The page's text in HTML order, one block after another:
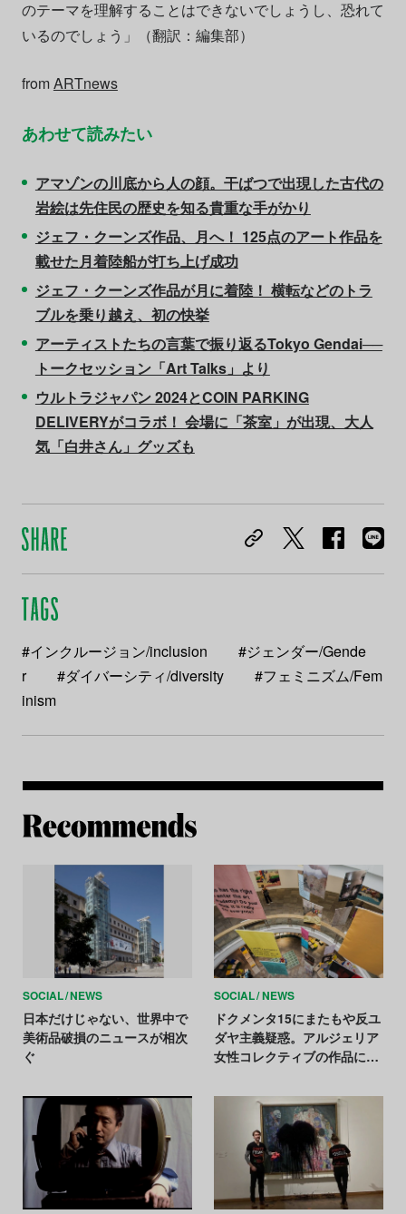
のテーマを理解することはできないでしょうし、恐れて
いるのでしょう」（翻訳：編集部）
fromARTnews
あわせて読みたい
アマゾンの川底から人の顔。干ばつで出現した古代の
岩絵は先住民の歴史を知る貴重な手がかり
ジェフ・クーンズ作品、月へ！ 125点のアート作品を
載せた月着陸船が打ち上げ成功
ジェフ・クーンズ作品が月に着陸！ 横転などのトラ
ブルを乗り越え、初の快挙
アーティストたちの言葉で振り返るTokyo Gendai──
トークセッション「Art Talks」より
ウルトラジャパン 2024とCOIN PARKING
DELIVERYがコラボ！ 会場に「茶室」が出現、大人
気「白井さん」グッズも
#インクルージョン/inclusion
#ジェンダー/Gende
r
#ダイバーシティ/diversity
#フェミニズム/Fem
inism
SOCIAL NEWS
日本だけじゃない、世界中で
美術品破損のニュースが相次
ぐ
SOCIAL NEWS
ドクメンタ15にまたもや反ユ
ダヤ主義疑惑。アルジェリア
女性コレクティブの作品に撤